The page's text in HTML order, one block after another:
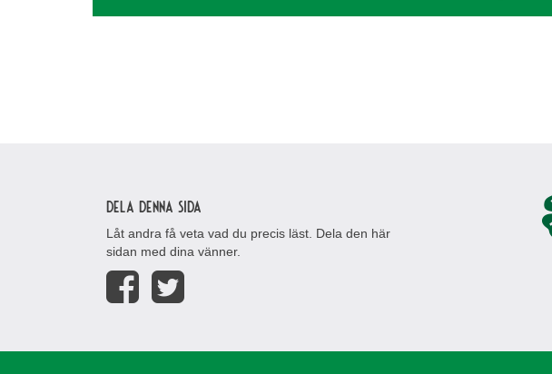
Dela denna sida
Låt andra få veta vad du precis läst. Dela den här
sidan med dina vänner.